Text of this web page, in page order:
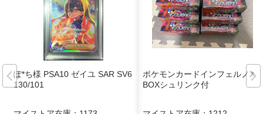
ぽ*ち様 PSA10 ゼイユ SAR SV6
130/101
ポケモンカードインフェルノX 6
BOXシュリンク付